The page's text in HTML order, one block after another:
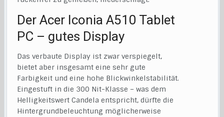
Der Acer Iconia A510 Tablet
PC – gutes Display
Das verbaute Display ist zwar verspiegelt,
bietet aber insgesamt eine sehr gute
Farbigkeit und eine hohe Blickwinkelstabilität.
Eingestuft in die 300 Nit-Klasse – was dem
Helligkeitswert Candela entspricht, dürfte die
Hintergrundbeleuchtung möglicherweise